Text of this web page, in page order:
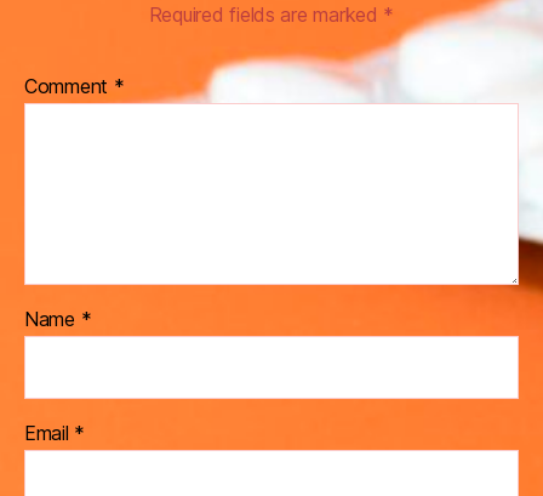
Required fields are marked *
Comment *
Name *
Email *